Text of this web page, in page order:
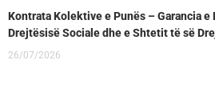
Kontrata Kolektive e Punës – Garancia e
Drejtësisë Sociale dhe e Shtetit të së
26/07/2026